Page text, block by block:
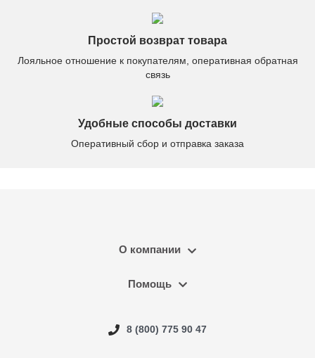
Простой возврат товара
Лояльное отношение к покупателям, оперативная обратная
связь
Удобные способы доставки
Оперативный сбор и отправка заказа
О компании
Помощь
8 (800) 775 90 47